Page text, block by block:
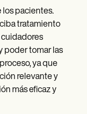
los pacientes.
tratamiento
poder tomar las
ya que
relevante y
más eficaz y